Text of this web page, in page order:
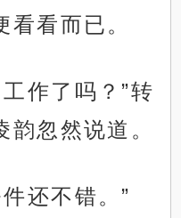
看而已。
作了吗？”转
忽然说道。
还不错。”